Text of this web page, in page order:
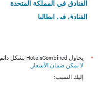
الفنادق في المملكة المتحدة
الفنادق في إيطاليا
*
يحاول HotelsCombined بشكل دائم الحصول على الأسعار الدقيقة، ولكن
لا يمكن ضمان الأسعار .
إليك السبب: